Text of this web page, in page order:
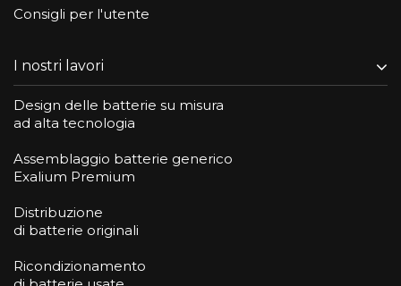
Consigli per l'utente
I nostri lavori
Design delle batterie su misura
ad alta tecnologia
Assemblaggio batterie generico
Exalium Premium
Distribuzione
di batterie originali
Ricondizionamento